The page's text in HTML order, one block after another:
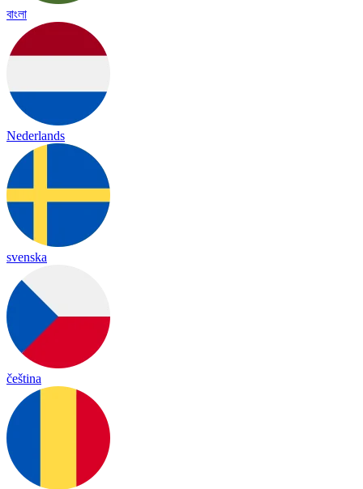
বাংলা
Nederlands
svenska
čeština